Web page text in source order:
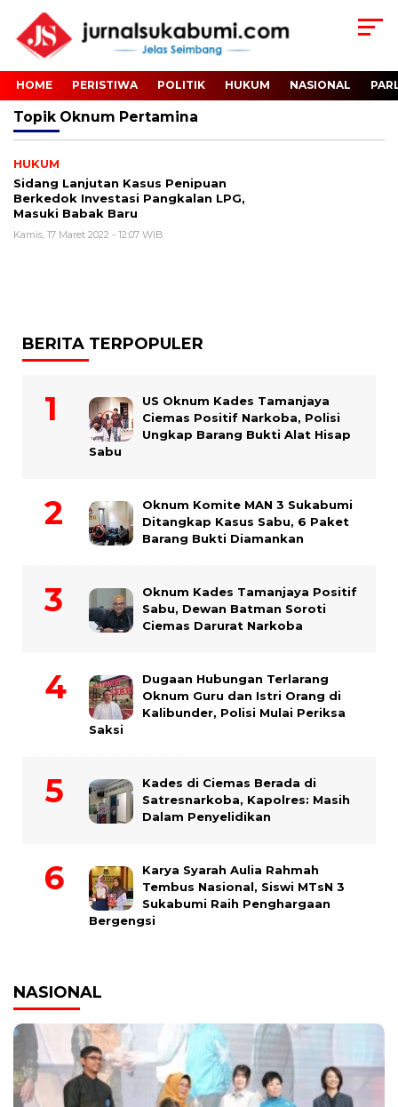
HOME PERISTIWA POLITIK HUKUM NASIONAL
Topik Oknum Pertamina
HUKUM
Sidang Lanjutan Kasus Penipuan
Berkedok Investasi Pangkalan LPG,
Masuki Babak Baru
Kamis, 17 Maret 2022 - 12:07 WIB
BERITA TERPOPULER
US Oknum Kades Tamanjaya
Ciemas Positif Narkoba, Polisi
Ungkap Barang Bukti Alat Hisap
Sabu
Oknum Komite MAN 3 Sukabumi
Ditangkap Kasus Sabu, 6 Paket
Barang Bukti Diamankan
Oknum Kades Tamanjaya Positif
Sabu, Dewan Batman Soroti
Ciemas Darurat Narkoba
Dugaan Hubungan Terlarang
Oknum Guru dan Istri Orang di
Kalibunder, Polisi Mulai Periksa
Saksi
Kades di Ciemas Berada di
Satresnarkoba, Kapolres: Masih
Dalam Penyelidikan
Karya Syarah Aulia Rahmah
Tembus Nasional, Siswi MTsN 3
Sukabumi Raih Penghargaan
Bergengsi
NASIONAL